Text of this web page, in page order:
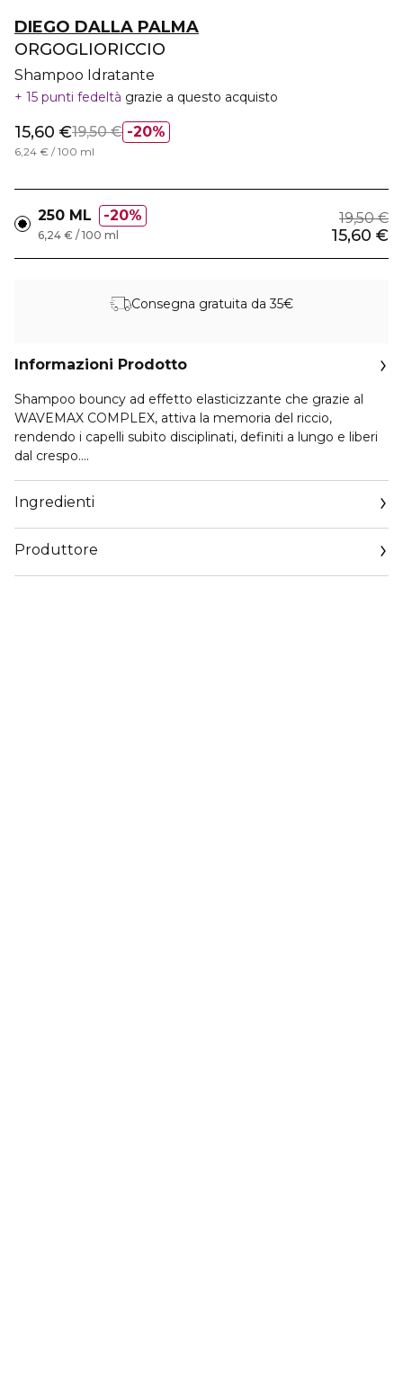
DIEGO DALLA PALMA
ORGOGLIORICCIO
Shampoo Idratante
15 punti fedeltà grazie a questo acquisto
20%
15,60 €19,50 €
6,24 € / 100 ml
250 ML 20% 19,50 €
15,60 €
6,24 € / 100 ml
Consegna gratuita da 35€
Informazioni Prodotto
Shampoo bouncy ad effetto elasticizzante che grazie al
WAVEMAX COMPLEX, attiva la memoria del riccio,
rendendo i capelli subito disciplinati, definiti a lungo e liberi
dal crespo.
Applicare sui capelli bagnati, massaggiare e risciacquare.
Ingredienti
Produttore